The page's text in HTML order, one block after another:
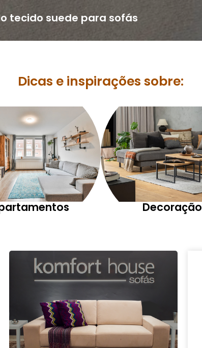
tecido suede para sofás
Dicas e inspirações sobre:
Decoração